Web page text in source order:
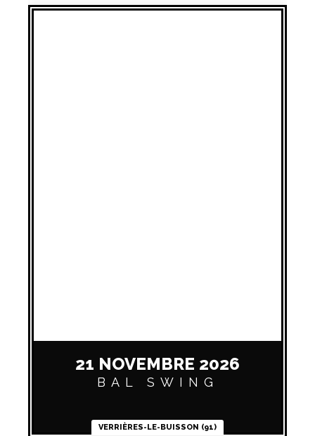
21 NOVEMBRE 2026
BAL SWING
VERRIÈRES-LE-BUISSON (91)